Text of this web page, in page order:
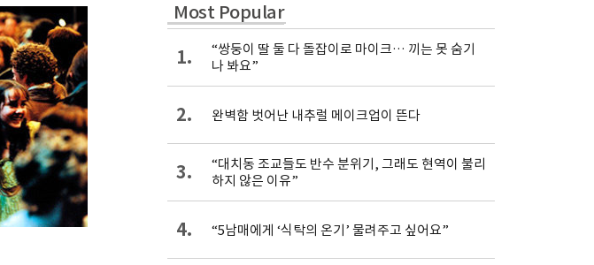
Most Popular
1.
“쌍둥이 딸 둘 다 돌잡이로 마이크… 끼는 못 숨기
나 봐요”
2. 완벽함 벗어난 내추럴 메이크업이 뜬다
3.
“대치동 조교들도 반수 분위기, 그래도 현역이 불리
하지 않은 이유”
4. “5남매에게 ‘식탁의 온기’ 물려주고 싶어요”